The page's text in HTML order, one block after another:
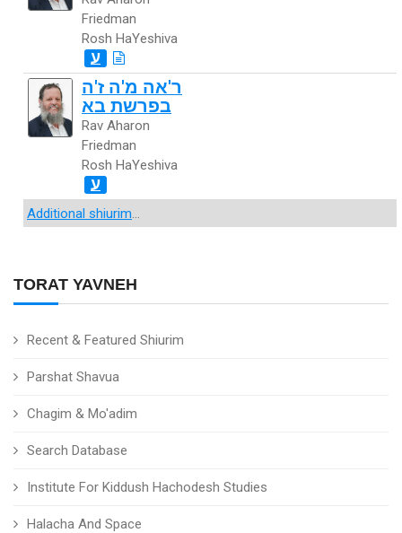
TORAT YAVNEH
Recent & Featured Shiurim
Parshat Shavua
Chagim & Mo'adim
Search Database
Institute For Kiddush Hachodesh Studies
Halacha And Space
Friedman
Rosh HaYeshiva
ע
ר'אה מ'ה ז'ה
בפרשת בא
Rav Aharon
Friedman
Rosh HaYeshiva
ע
Additional shiurim...